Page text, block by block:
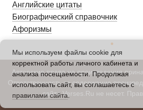
Английские цитаты
Биографический справочник
Афоризмы
Авторские права на произведения
Ответственность за содержание
сайта Verses.Ru не несет.
Мы используем файлы cookie для
корректной работы личного кабинета и
анализа посещаемости. Продолжая
использовать сайт, вы соглашаетесь с
правилами сайта.